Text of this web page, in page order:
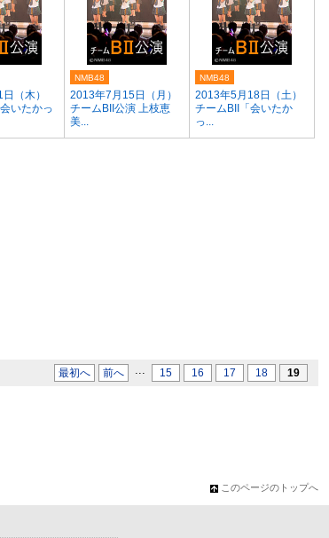
（木）
いたかっ
2013年7月15日（月）
チームBII公演 上枝恵
美...
NMB48
2013年5月18日（土）
チームBII「会いたか
っ...
NMB48
最初へ 前へ ... 15 16 17 18 19
このページのトップへ